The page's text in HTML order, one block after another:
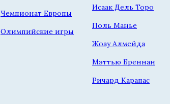
Чемпионат Европы
Олимпийские игры
Исаак Дель Торо
Поль Манье
Жоау Алмейда
Мэттью Бреннан
Ричард Карапас